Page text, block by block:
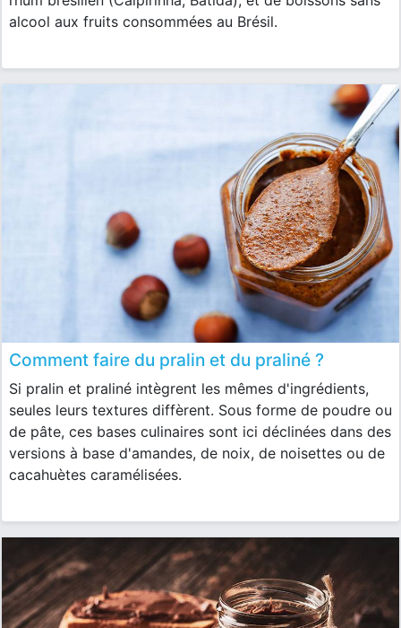
alcool aux fruits consommées au Brésil.
Comment faire du pralin et du praliné ?
Si pralin et praliné intègrent les mêmes d'ingrédients,
seules leurs textures diffèrent. Sous forme de poudre ou
de pâte, ces bases culinaires sont ici déclinées dans des
versions à base d'amandes, de noix, de noisettes ou de
cacahuètes caramélisées.